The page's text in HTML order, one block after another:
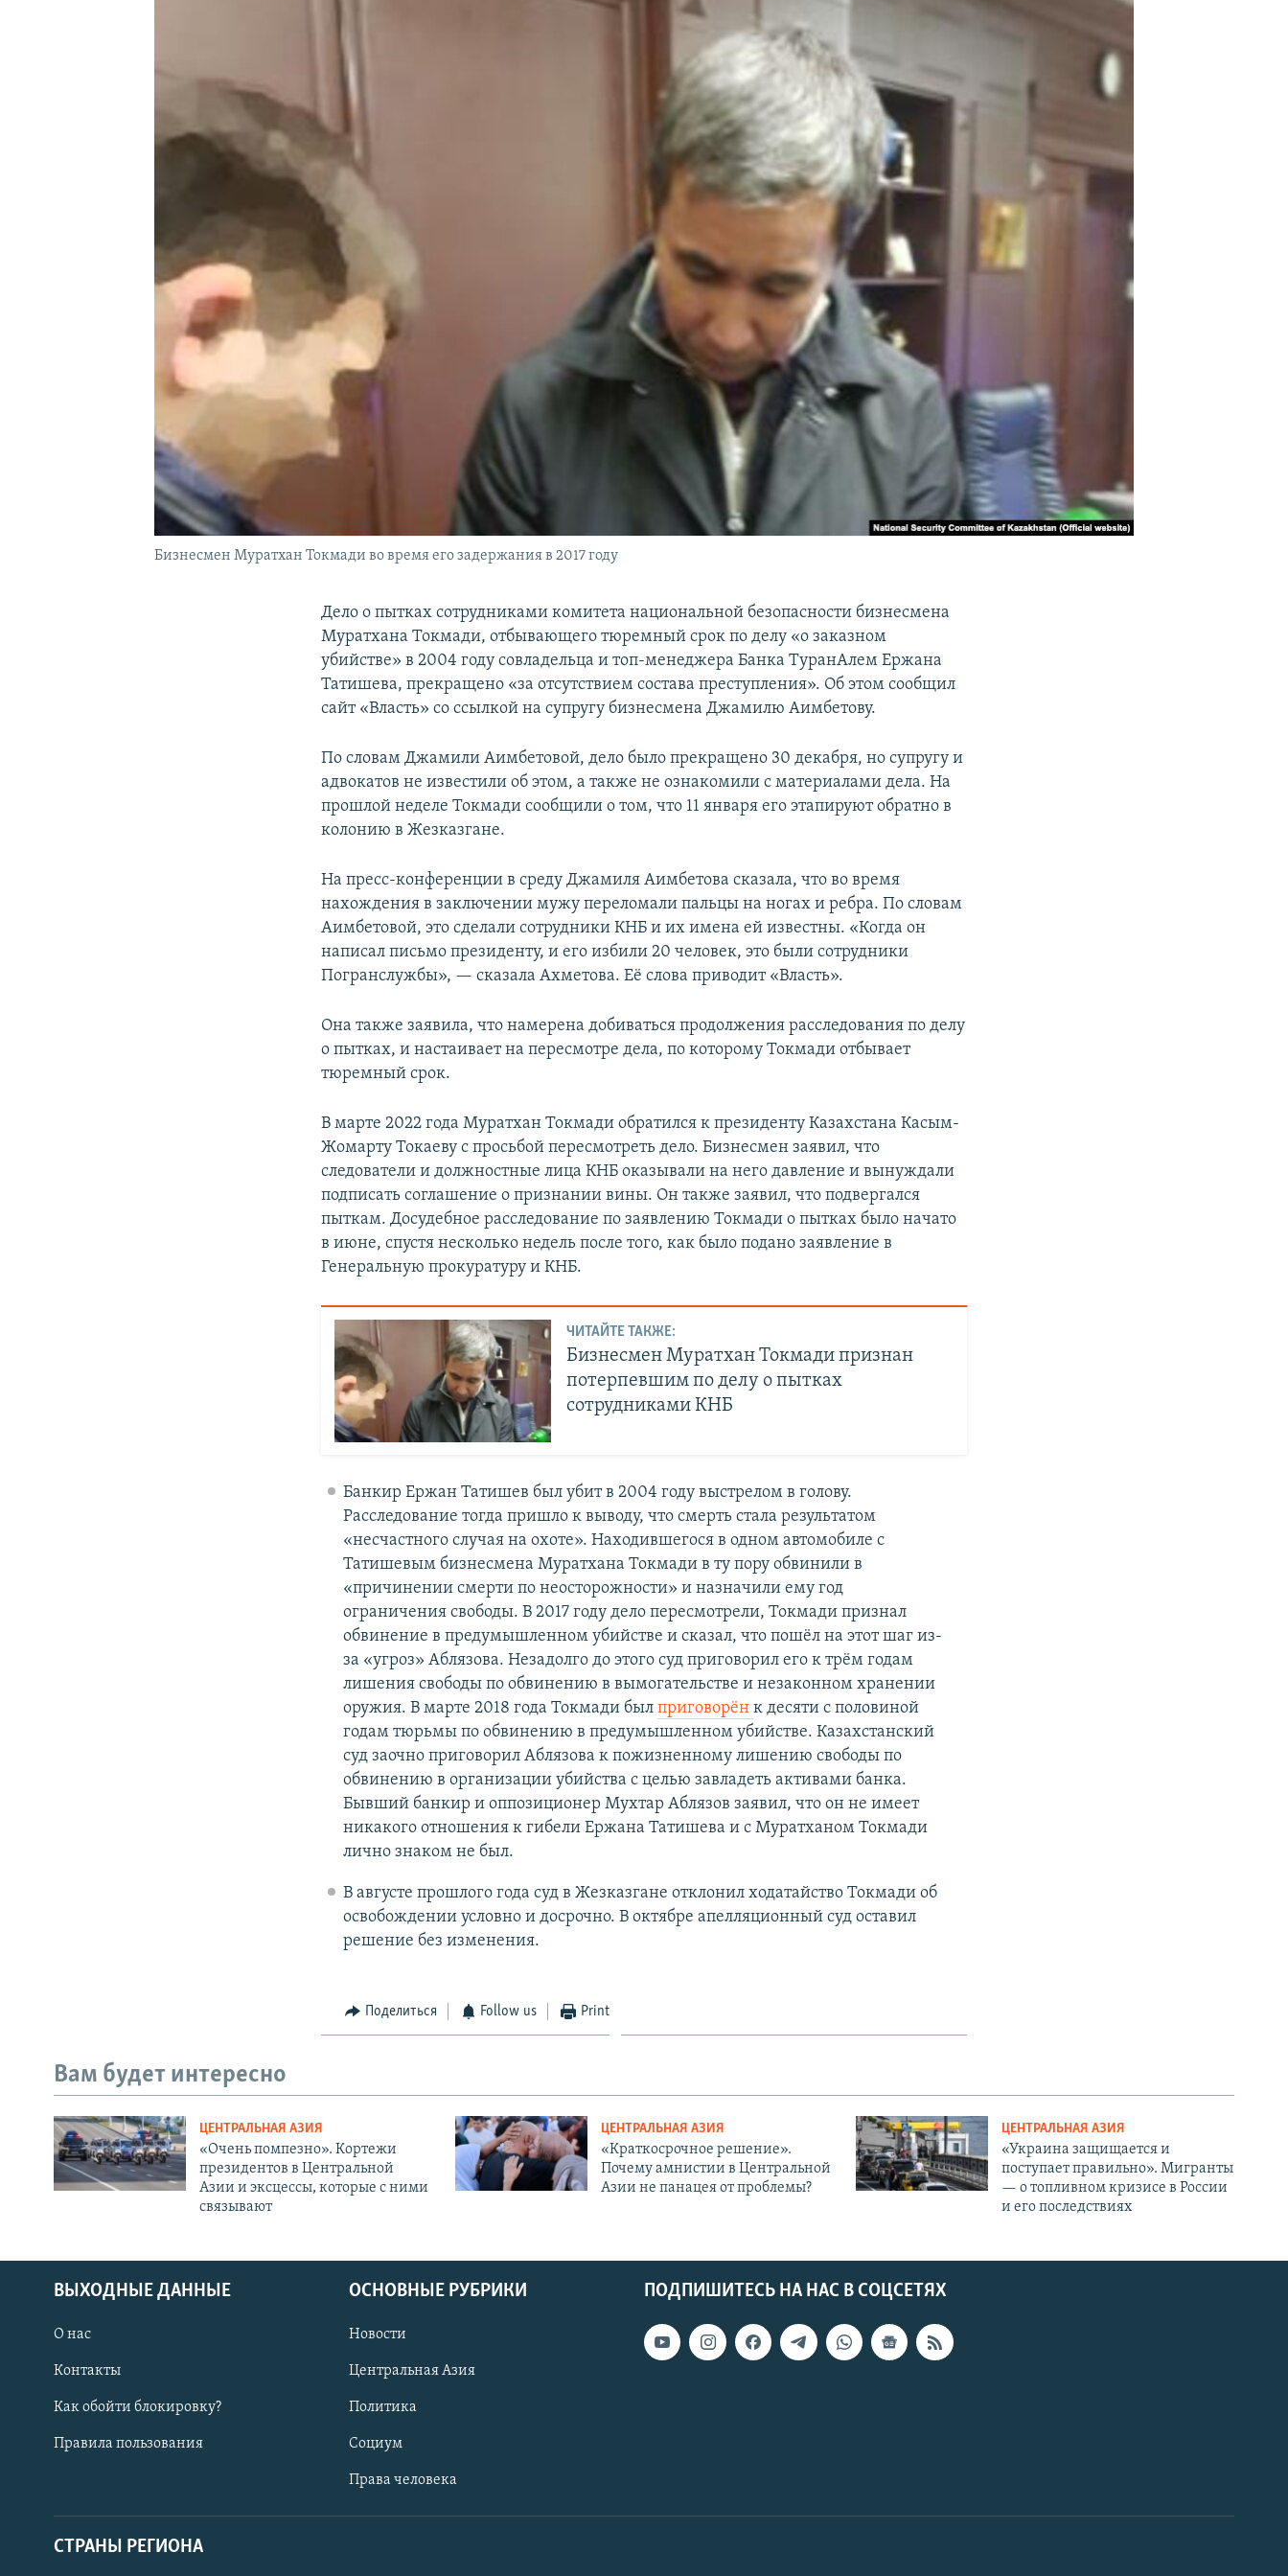
Бизнесмен Муратхан Токмади во время его задержания в 2017 году
Дело о пытках сотрудниками комитета национальной безопасности бизнесмена
Муратхана Токмади, отбывающего тюремный срок по делу «о заказном
убийстве» в 2004 году совладельца и топ-менеджера Банка ТуранАлем Ержана
Татишева, прекращено «за отсутствием состава преступления». Об этом сообщил
сайт «Власть» со ссылкой на супругу бизнесмена Джамилю Аимбетову.
По словам Джамили Аимбетовой, дело было прекращено 30 декабря, но супругу и
адвокатов не известили об этом, а также не ознакомили с материалами дела. На
прошлой неделе Токмади сообщили о том, что 11 января его этапируют обратно в
колонию в Жезказгане.
На пресс-конференции в среду Джамиля Аимбетова сказала, что во время
нахождения в заключении мужу переломали пальцы на ногах и ребра. По словам
Аимбетовой, это сделали сотрудники КНБ и их имена ей известны. «Когда он
написал письмо президенту, и его избили 20 человек, это были сотрудники
Погранслужбы», — сказала Ахметова. Её слова приводит «Власть».
Она также заявила, что намерена добиваться продолжения расследования по делу
о пытках, и настаивает на пересмотре дела, по которому Токмади отбывает
тюремный срок.
В марте 2022 года Муратхан Токмади обратился к президенту Казахстана Касым-
Жомарту Токаеву с просьбой пересмотреть дело. Бизнесмен заявил, что
следователи и должностные лица КНБ оказывали на него давление и вынуждали
подписать соглашение о признании вины. Он также заявил, что подвергался
пыткам. Досудебное расследование по заявлению Токмади о пытках было начато
в июне, спустя несколько недель после того, как было подано заявление в
Генеральную прокуратуру и КНБ.
ЧИТАЙТЕ ТАКЖЕ:
Бизнесмен Муратхан Токмади признан
потерпевшим по делу о пытках
сотрудниками КНБ
Банкир Ержан Татишев был убит в 2004 году выстрелом в голову.
Расследование тогда пришло к выводу, что смерть стала результатом
«несчастного случая на охоте». Находившегося в одном автомобиле с
Татишевым бизнесмена Муратхана Токмади в ту пору обвинили в
«причинении смерти по неосторожности» и назначили ему год
ограничения свободы. В 2017 году дело пересмотрели, Токмади признал
обвинение в предумышленном убийстве и сказал, что пошёл на этот шаг из-
за «угроз» Аблязова. Незадолго до этого суд приговорил его к трём годам
лишения свободы по обвинению в вымогательстве и незаконном хранении
оружия. В марте 2018 года Токмади был приговорён к десяти с половиной
годам тюрьмы по обвинению в предумышленном убийстве. Казахстанский
суд заочно приговорил Аблязова к пожизненному лишению свободы по
обвинению в организации убийства с целью завладеть активами банка.
Бывший банкир и оппозиционер Мухтар Аблязов заявил, что он не имеет
никакого отношения к гибели Ержана Татишева и с Муратханом Токмади
лично знаком не был.
В августе прошлого года суд в Жезказгане отклонил ходатайство Токмади об
освобождении условно и досрочно. В октябре апелляционный суд оставил
решение без изменения.
Поделиться Follow us Print
Вам будет интересно
ЦЕНТРАЛЬНАЯ АЗИЯ
«Очень помпезно». Кортежи
президентов в Центральной
Азии и эксцессы, которые с ними
связывают
ЦЕНТРАЛЬНАЯ АЗИЯ
«Краткосрочное решение».
Почему амнистии в Центральной
Азии не панацея от проблемы?
ЦЕНТРАЛЬНАЯ АЗИЯ
«Украина защищается и
поступает правильно». Мигранты
— о топливном кризисе в России
и его последствиях
ПОДПИШИТЕСЬ НА НАС В СОЦСЕТЯХ
ВЫХОДНЫЕ ДАННЫЕ
О нас
Контакты
Как обойти блокировку?
Правила пользования
ОСНОВНЫЕ РУБРИКИ
Новости
Центральная Азия
Политика
Социум
Права человека
СТРАНЫ РЕГИОНА